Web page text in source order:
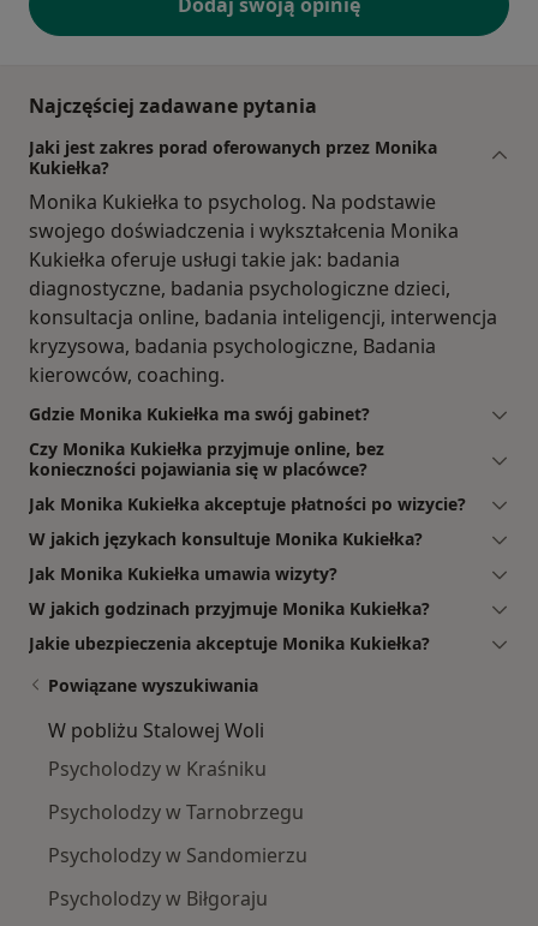
Najczęściej zadawane pytania
Jaki jest zakres porad oferowanych przez Monika
Kukiełka?
Monika Kukiełka to psycholog. Na podstawie
swojego doświadczenia i wykształcenia Monika
Kukiełka oferuje usługi takie jak: badania
diagnostyczne, badania psychologiczne dzieci,
konsultacja online, badania inteligencji, interwencja
kryzysowa, badania psychologiczne, Badania
kierowców, coaching.
Gdzie Monika Kukiełka ma swój gabinet?
Czy Monika Kukiełka przyjmuje online, bez
konieczności pojawiania się w placówce?
Jak Monika Kukiełka akceptuje płatności po wizycie?
W jakich językach konsultuje Monika Kukiełka?
Jak Monika Kukiełka umawia wizyty?
W jakich godzinach przyjmuje Monika Kukiełka?
Jakie ubezpieczenia akceptuje Monika Kukiełka?
Powiązane wyszukiwania
W pobliżu Stalowej Woli
Psycholodzy w Kraśniku
Psycholodzy w Tarnobrzegu
Psycholodzy w Sandomierzu
Psycholodzy w Biłgoraju